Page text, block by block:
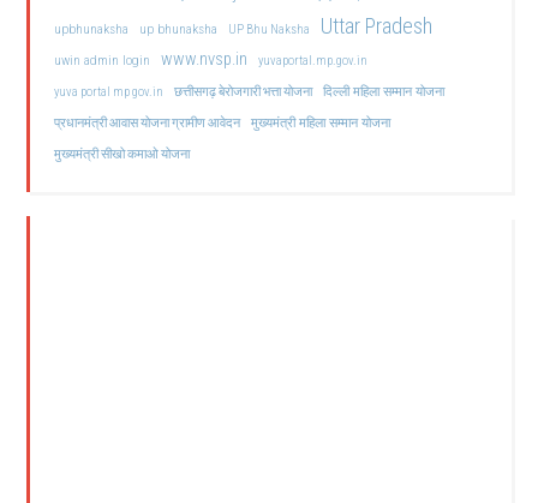
upbhunaksha up bhunaksha UP Bhu Naksha Uttar Pradesh
uwin admin login www.nvsp.in
yuvaportal.mp.gov.in
yuva portal mp gov.in
छत्तीसगढ़ बेरोजगारी भत्ता योजना दिल्ली महिला सम्मान योजना
प्रधानमंत्री आवास योजना ग्रामीण आवेदन मुख्यमंत्री महिला सम्मान योजना
मुख्यमंत्री सीखो कमाओ योजना